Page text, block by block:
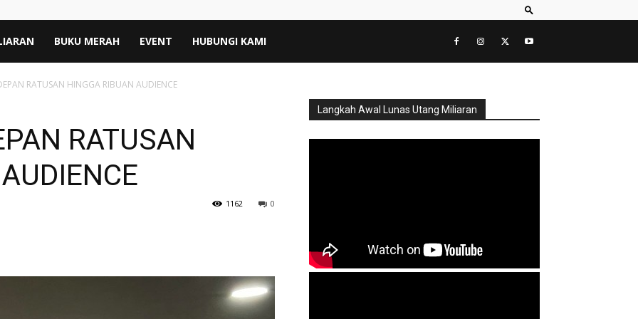
BUKU MERAH EVENT HUBUNGI KAMI
RATUSAN HINGGA RIBUAN AUDIENCE
RATUSAN
0
1162
Langkah Awal Lunas Utang Miliaran